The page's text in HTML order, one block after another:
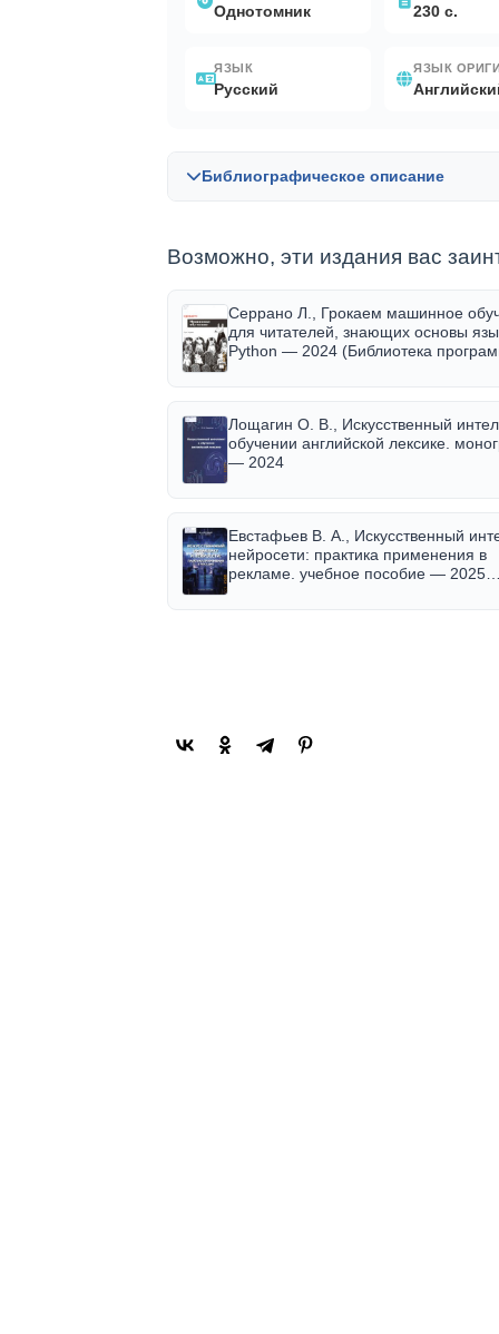
Однотомник 230 с.
ЯЗЫК
Русский
ЯЗЫК
Библиографическое описание
Библиографическая запись в OPAC-
Возможно, эти издания вас
Серрано Л., Грокаем машинное
для читателей, знающих основы
Python — 2024 (Библиотека
Лощагин О. В., Искусственный
обучении английской лексике.
— 2024
Евстафьев В. А., Искусственный
нейросети: практика применения в
рекламе. учебное пособие — 2025